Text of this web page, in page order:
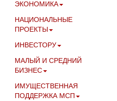
ЭКОНОМИКА
НАЦИОНАЛЬНЫЕ
ПРОЕКТЫ
ИНВЕСТОРУ
МАЛЫЙ И СРЕДНИЙ
БИЗНЕС
ИМУЩЕСТВЕННАЯ
ПОДДЕРЖКА МСП